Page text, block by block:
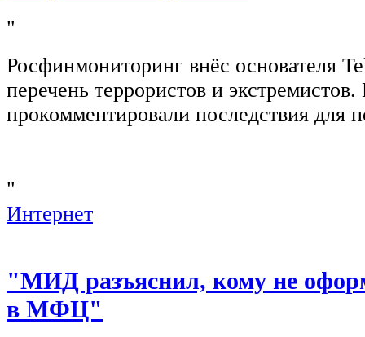
"
Росфинмониторинг внёс основателя
перечень террористов и
прокомментировали последствия для
"
Интернет
"МИД разъяснил, кому не
в МФЦ"